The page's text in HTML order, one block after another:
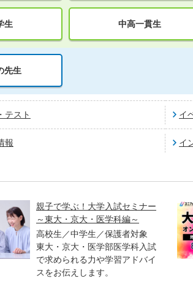
生 中高一貫生
先生
テスト イ
報 イ
親子で学ぶ！大学入試セミナー
～東大・京大・医学科編～
高校生／中学生／保護者対象
東大・京大・医学部医学科入試
で求められる力や学習アドバイ
スをお伝えします。